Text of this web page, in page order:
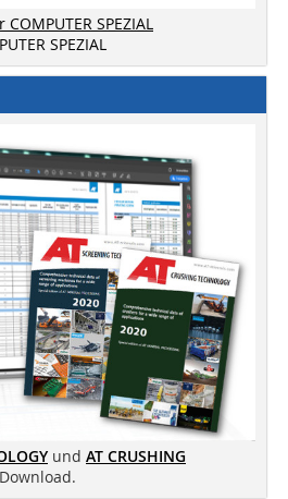
SPEZIAL
SPEZIAL
und AT CRUSHING